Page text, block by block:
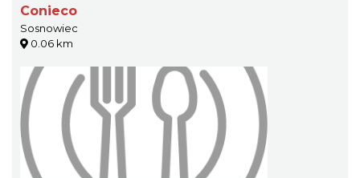
Conieco
Sosnowiec
0.06 km